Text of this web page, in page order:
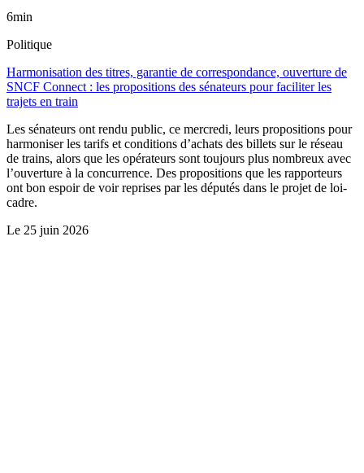
6min
Politique
Harmonisation des titres, garantie de correspondance, ouverture de
SNCF Connect : les propositions des sénateurs pour faciliter les
trajets en train
Les sénateurs ont rendu public, ce mercredi, leurs propositions pour
harmoniser les tarifs et conditions d’achats des billets sur le réseau
de trains, alors que les opérateurs sont toujours plus nombreux avec
l’ouverture à la concurrence. Des propositions que les rapporteurs
ont bon espoir de voir reprises par les députés dans le projet de loi-
cadre.
Le 25 juin 2026